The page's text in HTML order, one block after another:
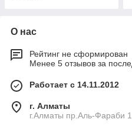
О нас
Рейтинг не сформирован
Менее 5 отзывов за
Работает с 14.11.2012
г. Алматы
г.Алматы пр.Аль-Фараби